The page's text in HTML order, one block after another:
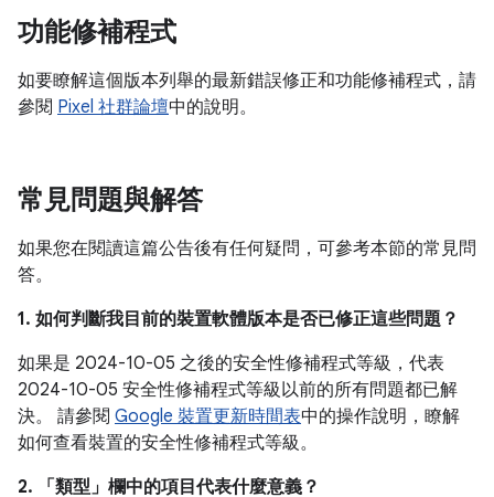
功能修補程式
如要瞭解這個版本列舉的最新錯誤修正和功能修補程式，請
參閱 Pixel 社群論壇中的說明。
常見問題與解答
如果您在閱讀這篇公告後有任何疑問，可參考本節的常見問
答。
1. 如何判斷我目前的裝置軟體版本是否已修正這些問題？
如果是 2024-10-05 之後的安全性修補程式等級，代表
2024-10-05 安全性修補程式等級以前的所有問題都已解
決。 請參閱 Google 裝置更新時間表中的操作說明，瞭解
如何查看裝置的安全性修補程式等級。
2. 「類型」 欄中的項目代表什麼意義？